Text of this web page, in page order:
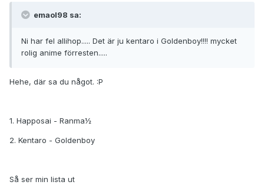
emaol98 sa:
Ni har fel allihop..... Det är ju kentaro i Goldenboy!!!! mycket
rolig anime förresten.....
Hehe, där sa du något. :P
1. Happosai - Ranma½
2. Kentaro - Goldenboy
Så ser min lista ut